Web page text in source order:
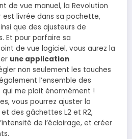
de vue manuel, la Revolution
est livrée dans sa pochette,
que des ajusteurs de
Et pour parfaire sa
de vue logiciel, vous aurez la
une application
non seulement les touches
l’ensemble des
me plait énormément !
vous pourrez ajuster la
des gâchettes L2 et R2,
de l’éclairage, et créer